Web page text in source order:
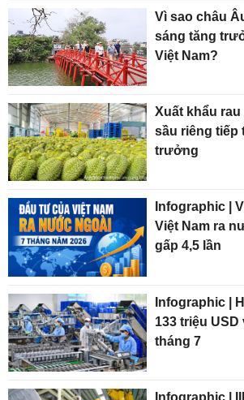
Vì sao châu
sáng tăng
Việt Nam?
Xuất khẩu
sầu riêng tiếp
trưởng
Infographic |
Việt Nam ra
gấp 4,5 lần
Infographic |
133 triệu
tháng 7
Infographic |